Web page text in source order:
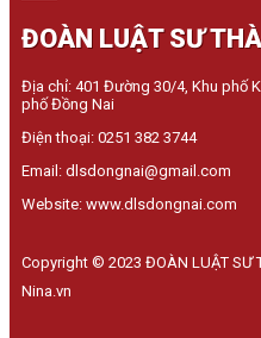
ĐOÀN LUẬT SƯ
Địa chỉ: 401 Đường 30/4, Khu phố
phố Đồng Nai
Điện thoại: 0251 382 3744
Email: dlsdongnai@gmail.com
Website: www.dlsdongnai.com
Copyright © 2023 ĐOÀN LUẬT SƯ
Nina.vn